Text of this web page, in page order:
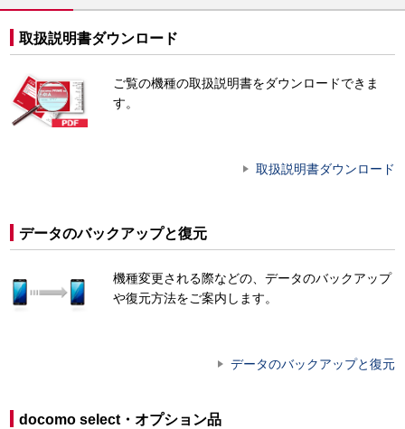
取扱説明書ダウンロード
ご覧の機種の取扱説明書をダウンロードできま
す。
取扱説明書ダウンロード
データのバックアップと復元
機種変更される際などの、データのバックアップ
や復元方法をご案内します。
データのバックアップと復元
docomo select・オプション品